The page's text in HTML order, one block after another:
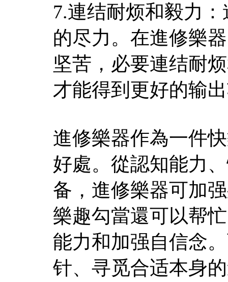
7.連结耐烦和毅力
的尽力。在進修樂
坚苦，必要連结耐
才能得到更好的输
進修樂器作為一件
好處。從認知能力
备，進修樂器可加
樂趣勾當還可以帮
能力和加强自信念
针、寻觅合适本身